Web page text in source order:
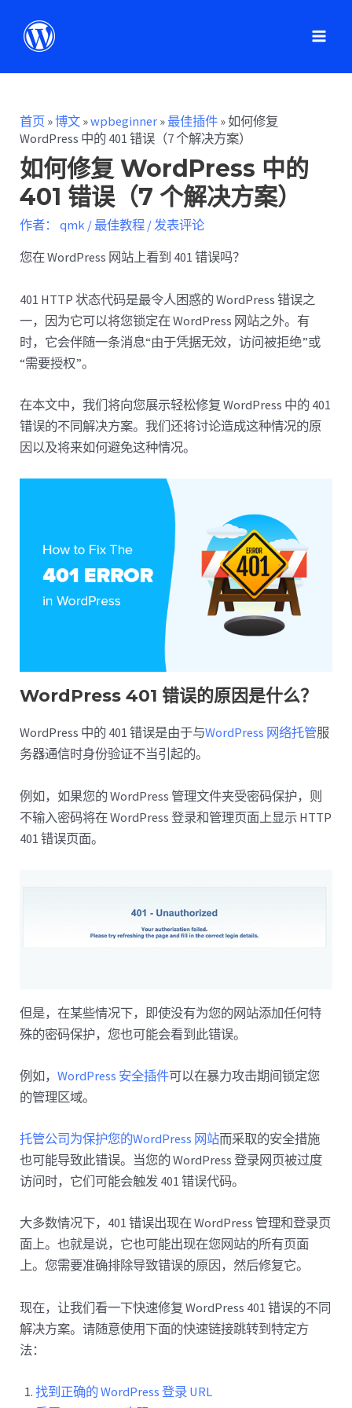
首页 »博文 »wpbeginner »最佳插件 »如何修复
WordPress 中的 401 错误（7 个解决方案）
如何修复 WordPress 中的
401 错误（7 个解决方案）
作者： qmk /最佳教程 /发表评论
您在 WordPress 网站上看到 401 错误吗？
401 HTTP 状态代码是最令人困惑的 WordPress 错误之
一，因为它可以将您锁定在 WordPress 网站之外。有
时，它会伴随一条消息“由于凭据无效，访问被拒绝”或
“需要授权”。
在本文中，我们将向您展示轻松修复 WordPress 中的 401
错误的不同解决方案。我们还将讨论造成这种情况的原
因以及将来如何避免这种情况。
WordPress 401 错误的原因是什么？
WordPress 中的 401 错误是由于与WordPress 网络托管服
务器通信时身份验证不当引起的。
例如，如果您的 WordPress 管理文件夹受密码保护，则
不输入密码将在 WordPress 登录和管理页面上显示 HTTP
401 错误页面。
但是，在某些情况下，即使没有为您的网站添加任何特
殊的密码保护，您也可能会看到此错误。
例如，WordPress 安全插件可以在暴力攻击期间锁定您
的管理区域。
托管公司为保护您的WordPress 网站而采取的安全措施
也可能导致此错误。当您的 WordPress 登录网页被过度
访问时，它们可能会触发 401 错误代码。
大多数情况下，401 错误出现在 WordPress 管理和登录页
面上。也就是说，它也可能出现在您网站的所有页面
上。您需要准确排除导致错误的原因，然后修复它。
现在，让我们看一下快速修复 WordPress 401 错误的不同
解决方案。请随意使用下面的快速链接跳转到特定方
法：
找到正确的 WordPress 登录 URL